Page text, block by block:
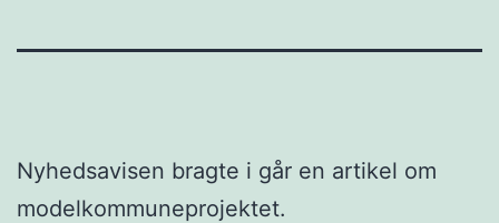
Nyhedsavisen bragte i går en artikel om
modelkommuneprojektet.